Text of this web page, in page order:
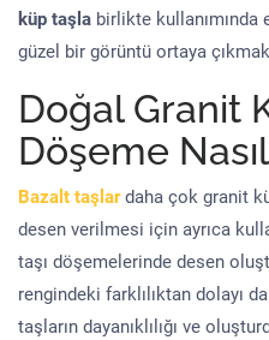
küp taşla birlikte kullanımında
güzel bir görüntü ortaya
Doğal Granit
Döşeme Nasıl
Bazalt taşlardaha çok granit
desen verilmesi için ayrıca
taşı döşemelerinde desen
rengindeki farklılıktan dolayı
taşların dayanıklılığı ve